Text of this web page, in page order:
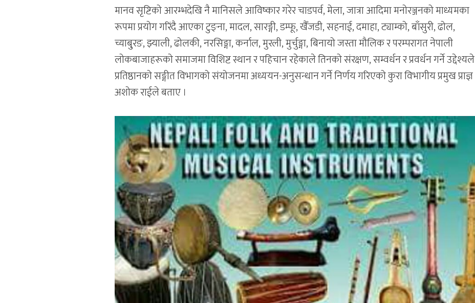
मानव सृष्टिको आरम्भदेखि नै मानिसले आविष्कार गरेर चाडपर्व, मेला, जात्रा आदिमा मनोरञ्जनको माध्यमका
रूपमा प्रयोग गरिंदै आएका टुङ्ना, मादल, सारङ्गी, डम्फू, खैँजडी, सहनाई, दमाहा, ट्याम्को, बाँसुरी, ढोल,
च्याबु्रङ, झ्याली, ढोलकी, नरसिङ्गा, कर्नाल, मुरली, मुर्चुङ्गा, बिनायो जस्ता मौलिक र परम्परागत नेपाली
लोकबाजाहरूको समाजमा विशिष्ट स्थान र पहिचान रहेकाले तिनको संरक्षण, सम्वर्धन र प्रवर्धन गर्ने उद्देश्यले
प्रतिष्ठानको सङ्गीत विभागको संयोजनमा अध्ययन-अनुसन्धान गर्ने निर्णय गरिएको कुरा विभागीय प्रमुख प्राज्ञ
अशोक राईले बताए ।